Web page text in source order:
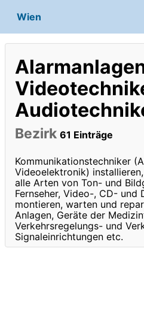
Wien
Bezirk 61 Einträge
Kommunikationstechniker
Videoelektronik)
alle Arten von Ton- und
Fernseher, Video-, CD- und
montieren, warten und
Anlagen, Geräte der
Verkehrsregelungs- und
Signaleinrichtungen etc.